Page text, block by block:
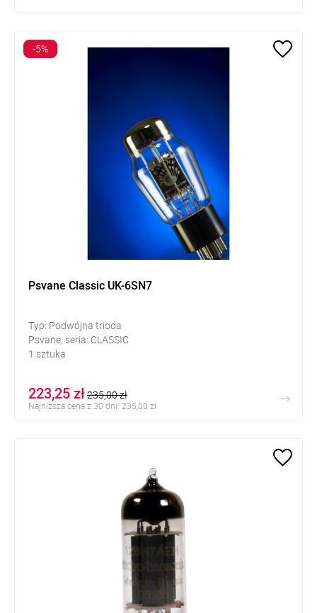
Psvane Classic UK-6SN7
Typ: Podwójna trioda
Psvane, seria: CLASSIC
1 sztuka
223,25 zł235,00 zł
Najniższa cena z 30 dni: 235,00 zł
-5%